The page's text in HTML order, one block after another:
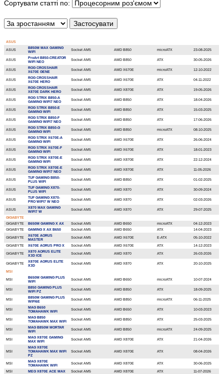
Сортувати статті по:
ASUS
ASUS
B850M MAX GAMING
WIFI
Socket AM5 AMD B850 microATX 23-08-2025
ASUS
ProArt B850-CREATOR
WIFI NEO
Socket AM5 AMD B850 ATX 30-05-2026
ASUS
ROG CROSSHAIR
X670E GENE
Socket AM5 AMD X670E microATX 12-10-2022
ASUS
ROG CROSSHAIR
X670E HERO
Socket AM5 AMD X670E ATX 04-11-2022
ASUS
ROG CROSSHAIR
X870E DARK HERO
Socket AM5 AMD X870E ATX 19-05-2026
ASUS
ROG STRIX B850-A
GAMING WIFI7 NEO
Socket AM5 AMD B850 ATX 18-04-2026
ASUS
ROG STRIX B850-E
GAMING WIFI
Socket AM5 AMD B850 ATX 15-03-2025
ASUS
ROG STRIX B850-F
GAMING WIFI7 NEO
Socket AM5 AMD B850 ATX 17-06-2026
ASUS
ROG STRIX B850-G
GAMING WIFI
Socket AM5 AMD B850 microATX 08-10-2025
ASUS
ROG STRIX X670E-A
GAMING WIFI
Socket AM5 AMD X670E ATX 26-06-2024
ASUS
ROG STRIX X670E-F
GAMING WIFI
Socket AM5 AMD X670E ATX 18-01-2023
ASUS
ROG STRIX X870E-E
GAMING WIFI
Socket AM5 AMD X870E ATX 22-12-2024
ASUS
ROG STRIX X870E-E
GAMING WIFI7 NEO
Socket AM5 AMD X870E ATX 11-05-2026
ASUS
TUF GAMING B850-
PLUS WIFI
Socket AM5 AMD B850 ATX 01-02-2025
ASUS
TUF GAMING X870-
PLUS WIFI
Socket AM5 AMD X870 ATX 30-09-2024
ASUS
TUF GAMING X870-
PRO WIFI7 W NEO
Socket AM5 AMD X870 ATX 02-03-2026
ASUS
X870 MAX GAMING
WIFI7 W
Socket AM5 AMD X870 ATX
29-07-2025
GIGABYTE
GIGABYTE
B650M GAMING X AX Socket AM5 AMD B650 microATX
04-12-2023
GIGABYTE
GAMING X AX B650 Socket AM5 AMD B650 ATX
14-04-2023
GIGABYTE
X670E AORUS
MASTER
Socket AM5 AMD X670E E-ATX
05-10-2022
GIGABYTE
X670E AORUS PRO X Socket AM5 AMD X670E ATX
14-12-2023
GIGABYTE
X870 AORUS ELITE
X3D ICE
Socket AM5 AMD X870 ATX 26-03-2026
GIGABYTE
X870E AORUS ELITE
X3D
Socket AM5 AMD X870 ATX
20-10-2025
MSI
MSI
B650M GAMING PLUS
WIFI
Socket AM5 AMD B650 microATX 10-07-2024
MSI
B850 GAMING PLUS
WIFI PZ
Socket AM5 AMD B850 ATX 18-09-2025
MSI
B850M GAMING PLUS
WIFI6E
Socket AM5 AMD B850 microATX 06-11-2025
MSI
MAG B650
TOMAHAWK WIFI
Socket AM5 AMD B650 ATX 10-03-2023
MSI
MAG B850
TOMAHAWK MAX WIFI
Socket AM5 AMD B850 ATX 25-03-2025
MSI
MAG B850M MORTAR
WIFI
Socket AM5 AMD B850 microATX 24-09-2025
MSI
MAG X870E GAMING
MAX WIFI
Socket AM5 AMD X870E ATX 21-04-2026
MSI
MAG X870E
TOMAHAWK MAX WIFI
PZ
Socket AM5 AMD X870E ATX 08-04-2026
MSI
MAG X870E
TOMAHAWK WIFI
Socket AM5 AMD X870E ATX
30-06-2025
MSI
MEG X870E ACE MAX Socket AM5 AMD X870E ATX
11-07-2026